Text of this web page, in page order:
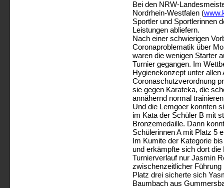
Bei den NRW-
Nordrhein-Westfalen (
Sportler und Sportlerinnen
Leistungen abliefern.
Nach einer schwierigen
Coronaproblematik über
waren die wenigen Starter
Turnier gegangen. Im
Hygienekonzept unter allen
Coronaschutzverordnung
sie gegen Karateka, die
annähernd normal
Und die Lemgoer konnten
im Kata der Schüler B mit
Bronzemedaille. Dann
Schülerinnen A mit Platz 5
Im Kumite der Kategorie
und erkämpfte sich dort
Turnierverlauf nur Jasmin
zwischenzeitlicher
Platz drei sicherte sich
Baumbach aus